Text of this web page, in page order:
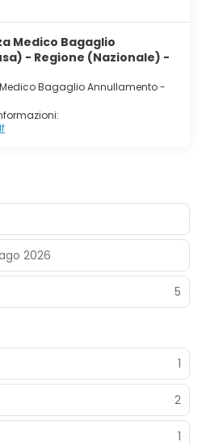
Medico Bagaglio
- Regione (Nazionale) -
Medico Bagaglio Annullamento -
2026
5
1
2
1